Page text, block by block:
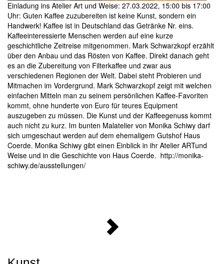
Einladung ins Atelier Art und Weise: 27.03.2022, 15:00 bis 17:00
Uhr: Guten Kaffee zuzubereiten ist keine Kunst, sondern ein
Handwerk! Kaffee ist in Deutschland das Getränke Nr. eins.
Kaffeeinteressierte Menschen werden auf eine kurze
geschichtliche Zeitreise mitgenommen. Mark Schwarzkopf erzählt
über den Anbau und das Rösten von Kaffee. Direkt danach geht
es an die Zubereitung von Filterkaffee und zwar aus
verschiedenen Regionen der Welt. Dabei steht Probieren und
Mitmachen im Vordergrund. Mark Schwarzkopf zeigt mit welchen
einfachen Mitteln man zu seinem persönlichen Kaffee-Favoriten
kommt, ohne hunderte von Euro für teures Equipment
auszugeben zu müssen. Die Kunst und der Kaffeegenuss kommt
auch nicht zu kurz. Im bunten Malatelier von Monika Schiwy darf
sich umgeschaut werden auf dem ehemaligem Gutshof Haus
Coerde. Monika Schiwy gibt einen Einblick in ihr Atelier ARTund
Weise und in die Geschichte von Haus Coerde. http://monika-
schiwy.de/ausstellungen/